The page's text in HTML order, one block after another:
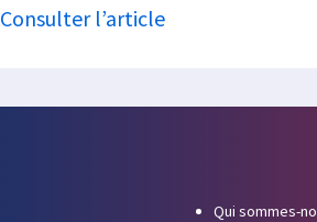
Consulter l’article
Qui sommes-